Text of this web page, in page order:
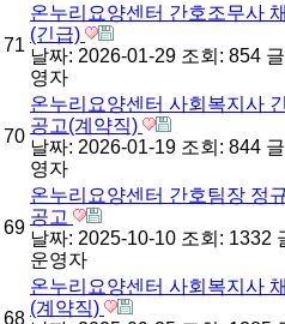
71
온누리요양센터 간호조무사
(긴급)
날짜: 2026-01-29 조회: 854
영자
70
온누리요양센터 사회복지사
공고(계약직)
날짜: 2026-01-19 조회: 844
영자
69
온누리요양센터 간호팀장 정
공고
날짜: 2025-10-10 조회: 1332
운영자
68
온누리요양센터 사회복지사
(계약직)